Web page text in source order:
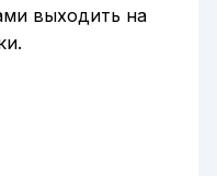
выходить на